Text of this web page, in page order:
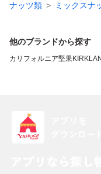
ナッツ類
ミックスナ
他のブランドから探す
カリフォルニア堅果